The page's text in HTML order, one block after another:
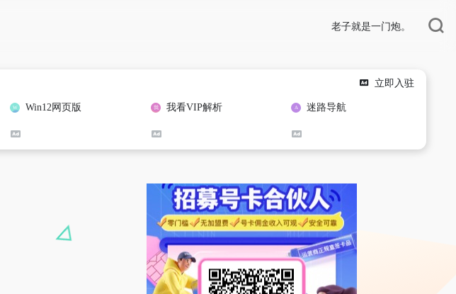
老子就是一门炮。
立即入驻
Win12网页版 我看VIP解析 迷路导航